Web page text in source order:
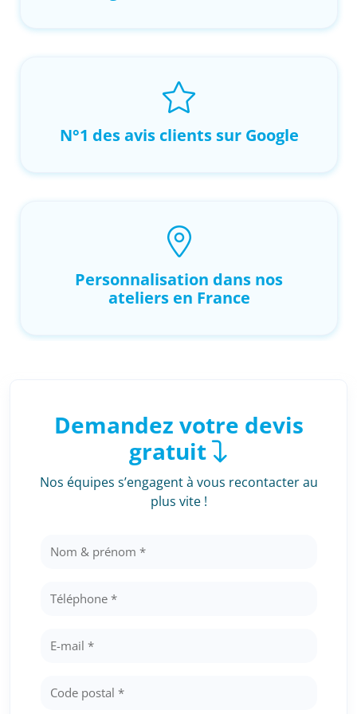
N°1 des avis clients sur Google
Personnalisation dans nos
ateliers en France
Demandez votre devis
gratuit
Nos équipes s’engagent à vous recontacter au
plus vite !